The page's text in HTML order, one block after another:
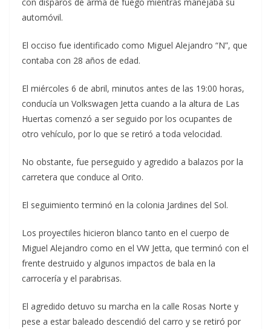
automóvil.
El occiso fue identificado como Miguel Alejandro “N”, que
contaba con 28 años de edad.
El miércoles 6 de abril, minutos antes de las 19:00 horas,
conducía un Volkswagen Jetta cuando a la altura de Las
Huertas comenzó a ser seguido por los ocupantes de
otro vehículo, por lo que se retiró a toda velocidad.
No obstante, fue perseguido y agredido a balazos por la
carretera que conduce al Orito.
El seguimiento terminó en la colonia Jardines del Sol.
Los proyectiles hicieron blanco tanto en el cuerpo de
Miguel Alejandro como en el VW Jetta, que terminó con el
frente destruido y algunos impactos de bala en la
carrocería y el parabrisas.
El agredido detuvo su marcha en la calle Rosas Norte y
pese a estar baleado descendió del carro y se retiró por